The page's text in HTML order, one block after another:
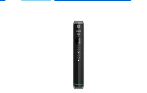
LOCKHOME กลอนประตูดิจิตอล รุ่น EN107